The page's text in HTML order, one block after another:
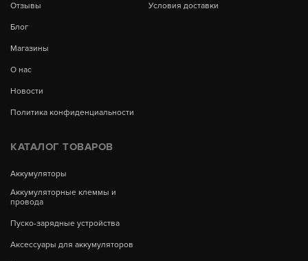
Отзывы
Блог
Магазины
О нас
Новости
Политика конфиденциальности
Условия доставки
КАТАЛОГ ТОВАРОВ
Аккумуляторы
Аккумуляторные клеммы и
провода
Пуско-зарядные устройства
Аксессуары для аккумуляторов